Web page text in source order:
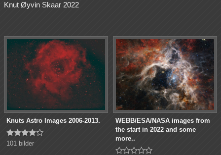
Knut Øyvin Skaar 2022
Knuts Astro Images 2006-2013.

101 bilder
WEBB/ESA/NASA images from
the start in 2022 and some
more..
